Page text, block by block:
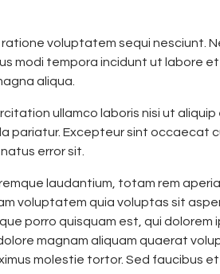
voluptatem sequi nesciunt.
modi tempora incidunt ut labore
aliqua.
ullamco laboris nisi ut
pariatur. Excepteur sint occaecat
error sit.
laudantium, totam rem
voluptatem quia voluptas sit
porro quisquam est, qui
magnam aliquam quaerat
molestie tortor. Sed faucibus